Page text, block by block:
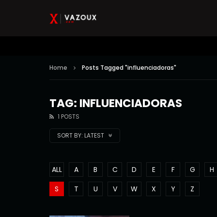
Home Posts Tagged "influenciadoras"
TAG: INFLUENCIADORAS
1 POSTS
SORT BY: LATEST
ALL A B C D E F G H
S
T U V W X Y Z